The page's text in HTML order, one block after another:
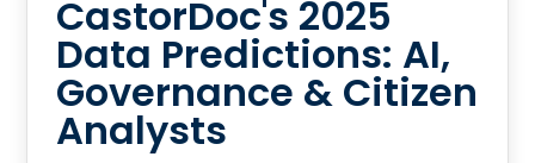
CastorDoc's 2025
Data Predictions: AI,
Governance & Citizen
Analysts